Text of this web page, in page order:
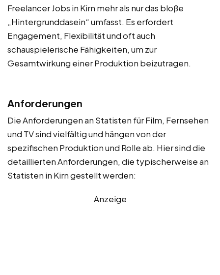
Freelancer Jobs in Kirn mehr als nur das bloße
„Hintergrunddasein“ umfasst. Es erfordert
Engagement, Flexibilität und oft auch
schauspielerische Fähigkeiten, um zur
Gesamtwirkung einer Produktion beizutragen.
Anforderungen
Die Anforderungen an Statisten für Film, Fernsehen
und TV sind vielfältig und hängen von der
spezifischen Produktion und Rolle ab. Hier sind die
detaillierten Anforderungen, die typischerweise an
Statisten in Kirn gestellt werden:
Anzeige